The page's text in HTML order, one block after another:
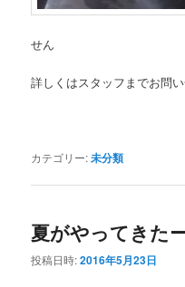
せん
詳しくはスタッフまでお問
カテゴリー:未分類
夏がやってきた
投稿日時:2016年5月23日